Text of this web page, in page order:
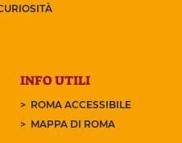
INFO UTILI
ROMA ACCESSIBILE
MAPPA DI ROMA